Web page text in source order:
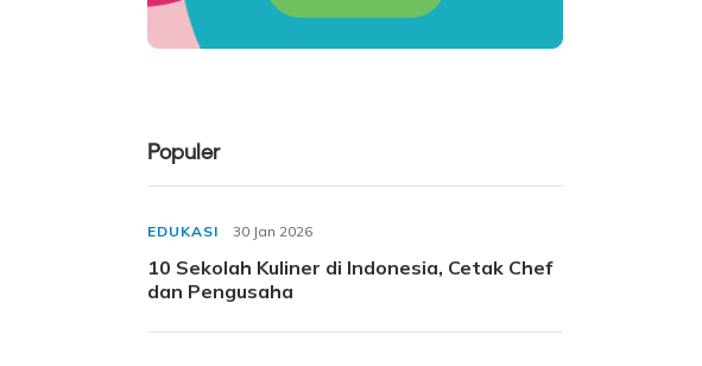
Populer
EDUKASI 30 Jan 2026
10 Sekolah Kuliner di Indonesia, Cetak Chef
dan Pengusaha